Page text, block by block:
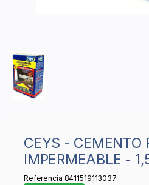
CEYS - CEMENTO RÁPIDO
IMPERMEABLE -
Referencia 8411519113037